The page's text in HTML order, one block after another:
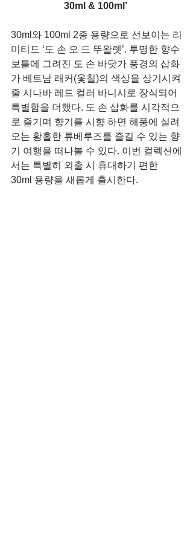
30ml & 100ml’
30ml와 100ml 2종 용량으로 선보이는 리
미티드 ‘도 손 오 드 뚜왈렛’. 투명한 향수
보틀에 그려진 도 손 바닷가 풍경의 삽화
가 베트남 래커(옻칠)의 색상을 상기시켜
줄 시나바 레드 컬러 바니시로 장식되어
특별함을 더했다. 도 손 삽화를 시각적으
로 즐기며 향기를 시향 하면 해풍에 실려
오는 황홀한 튜베루즈를 즐길 수 있는 향
기 여행을 떠나볼 수 있다. 이번 컬렉션에
서는 특별히 외출 시 휴대하기 편한
30ml 용량을 새롭게 출시한다.